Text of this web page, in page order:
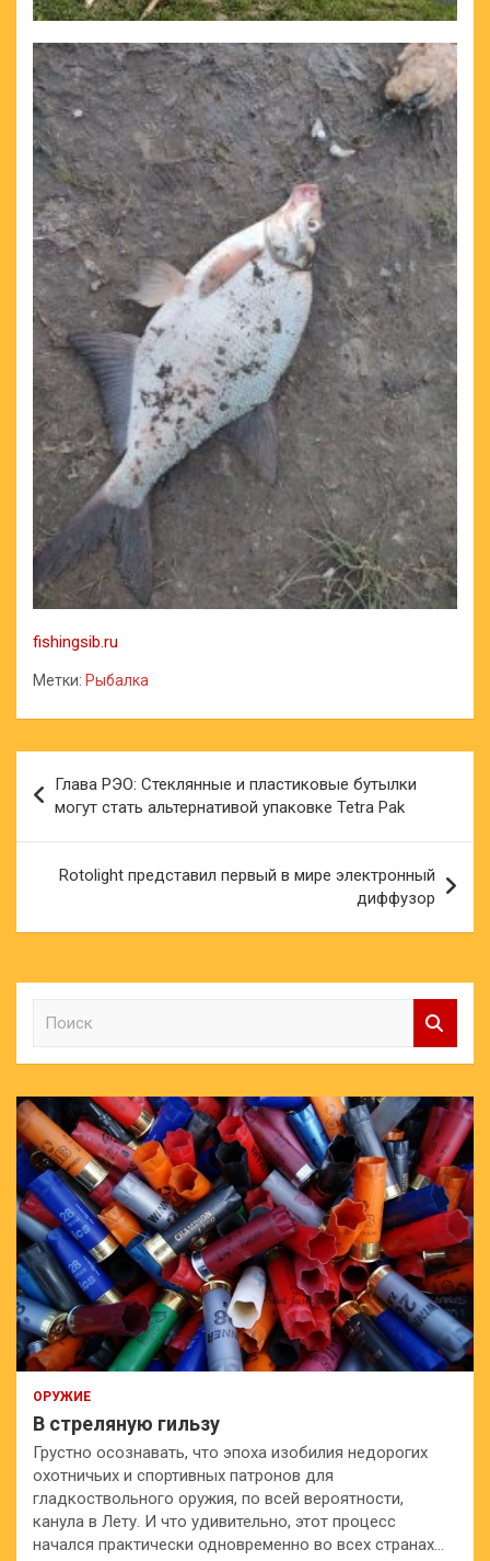
fishingsib.ru
Метки: Рыбалка
по
записям
Глава РЭО: Стеклянные и пластиковые бутылки
могут стать альтернативой упаковке Tetra Pak
Rotolight представил первый в мире электронный
диффузор
к
ОРУЖИЕ
В стреляную гильзу
Грустно осознавать, что эпоха изобилия недорогих
охотничьих и спортивных патронов для
гладкоствольного оружия, по всей вероятности,
канула в Лету. И что удивительно, этот процесс
начался практически одновременно во всех странах…